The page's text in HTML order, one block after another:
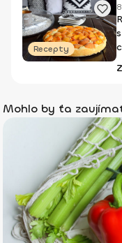
Recepty
Mohlo by ťa